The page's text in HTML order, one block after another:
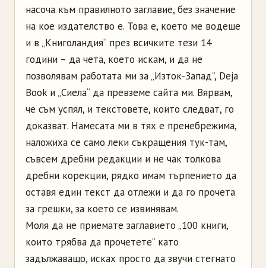
насоча към правилното заглавие, без значение
на кое издателство е. Това е, което ме водеше
и в „Книголандия“ през всичките тези 14
години – да чета, което искам, и да не
позволявам работата ми за „Изток-Запад“, Deja
Book и „Сиела“ да превземе сайта ми. Вярвам,
че съм успял, и текстовете, които следват, го
доказват. Намесата ми в тях е пренебрежима,
наложиха се само леки съкращения тук-там,
съвсем дребни редакции и не чак толкова
дребни корекции, рядко имам търпението да
оставя един текст да отлежи и да го прочета
за грешки, за което се извинявам.
Моля да не приемате заглавието „100 книги,
които трябва да прочетете“ като
задължаващо, исках просто да звучи стегнато